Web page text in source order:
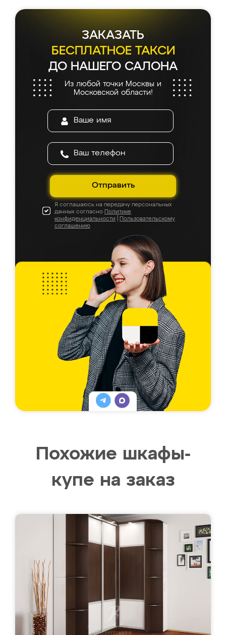
ЗАКАЗАТЬ
БЕСПЛАТНОЕ ТАКСИ
ДО НАШЕГО САЛОНА
Из любой точки Москвы и
Московской области!
Отправить
Я соглашаюсь на передачу персональных
данных согласно Политике
конфиденциальности
Пользовательскому
соглашению
Похожие шкафы-
купе на заказ